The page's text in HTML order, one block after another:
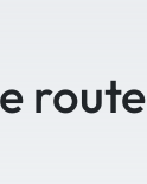
route